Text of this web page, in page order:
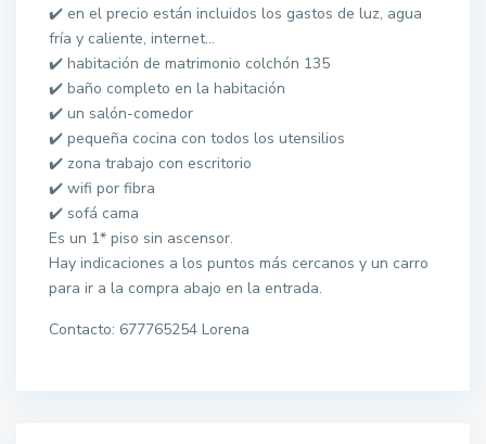
✔️ en el precio están incluidos los gastos de luz, agua
fría y caliente, internet…
✔️ habitación de matrimonio colchón 135
✔️ baño completo en la habitación
✔️ un salón-comedor
✔️ pequeña cocina con todos los utensilios
✔️ zona trabajo con escritorio
✔️ wifi por fibra
✔️ sofá cama
Es un 1* piso sin ascensor.
Hay indicaciones a los puntos más cercanos y un carro
para ir a la compra abajo en la entrada.
Contacto: 677765254 Lorena